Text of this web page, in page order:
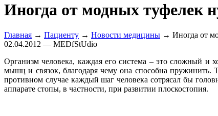
Иногда от модных туфелек
Главная → Пациенту → Новости медицины → Иногда от
02.04.2012 — MEDfStUdio
Организм человека, каждая его система – это сложный и
мышц и связок, благодаря чему она способна пружинить.
противном случае каждый шаг человека сотрясал бы
аппарате стопы, в частности, при развитии плоскостопия.